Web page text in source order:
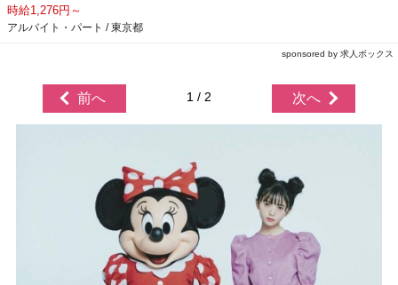
時給1,276円～
アルバイト・パート / 東京都
sponsored by 求人ボックス
前へ 1 / 2 次へ